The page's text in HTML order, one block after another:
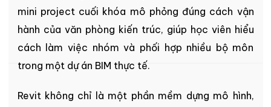
mini project cuối khóa mô phỏng đúng cách vận
hành của văn phòng kiến trúc, giúp học viên hiểu
cách làm việc nhóm và phối hợp nhiều bộ môn
trong một dự án BIM thực tế.
Revit không chỉ là một phần mềm dựng mô hình,